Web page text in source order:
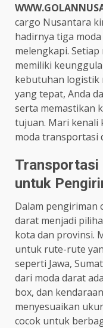
cargo Nusantara
hadirnya tiga
melengkapi.
memiliki
kebutuhan logistik
yang tepat, Anda
serta memastikan
tujuan. Mari kenali
moda transportasi
Transportasi
untuk
Dalam pengiriman
darat menjadi
kota dan provinsi.
untuk rute-rute
seperti Jawa,
dari moda darat
box, dan
menyesuaikan
cocok untuk